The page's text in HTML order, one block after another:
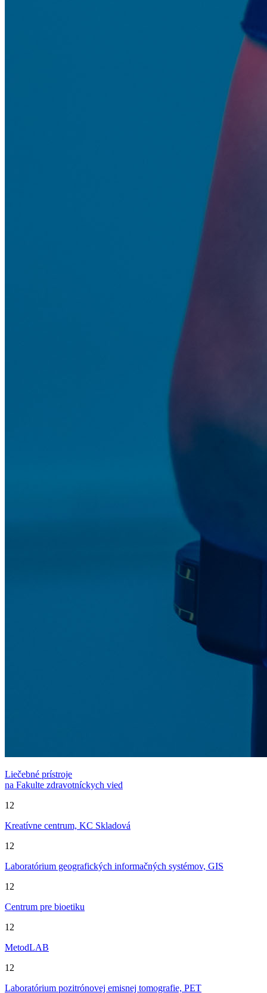
Liečebné prístroje
na Fakulte zdravotníckych vied
12
Kreatívne centrum, KC Skladová
12
Laboratórium geografických informačných systémov, GIS
12
Centrum pre bioetiku
12
MetodLAB
12
Laboratórium pozitrónovej emisnej tomografie, PET